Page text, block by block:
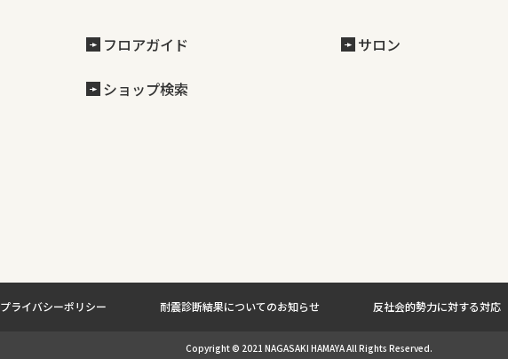
フロアガイド
ショップ検索
サロン
プライバシーポリシー 耐震診断結果についてのお知らせ 反社会的勢力に対する対応
Copyright © 2021 NAGASAKI HAMAYA All Rights Reserved.